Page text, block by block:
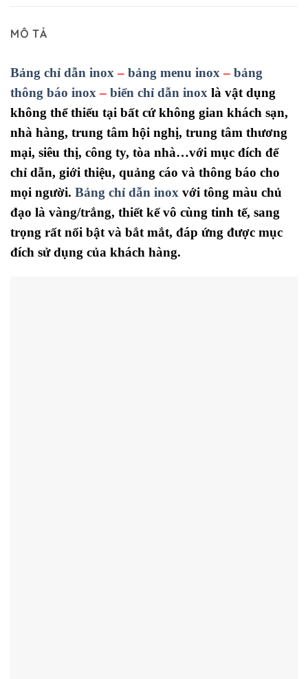
MÔ TẢ
Bảng chỉ dẫn inox – bảng menu inox – bảng
thông báo inox – biển chỉ dẫn inox là vật dụng
không thể thiếu tại bất cứ không gian khách sạn,
nhà hàng, trung tâm hội nghị, trung tâm thương
mại, siêu thị, công ty, tòa nhà…với mục đích để
chỉ dẫn, giới thiệu, quảng cáo và thông báo cho
mọi người. Bảng chỉ dẫn inox với tông màu chủ
đạo là vàng/trắng, thiết kế vô cùng tinh tế, sang
trọng rất nổi bật và bắt mắt, đáp ứng được mục
đích sử dụng của khách hàng.